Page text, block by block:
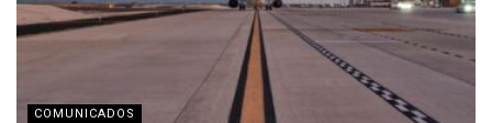
COMUNICADOS